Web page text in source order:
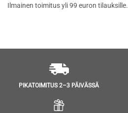
Ilmainen toimitus yli 99 euron tilauksille.
PIKATOIMITUS 2–3 PÄIVÄSSÄ